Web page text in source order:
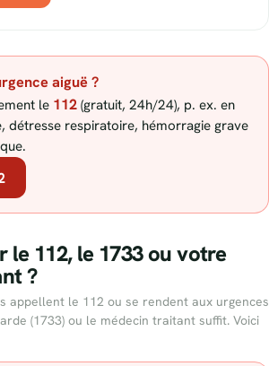
aiguë ?
le 112 (gratuit, 24h/24), p. ex. en
détresse respiratoire, hémorragie grave
le 112, le 1733 ou votre
?
appellent le 112 ou se rendent aux urgences
(1733) ou le médecin traitant suffit. Voici